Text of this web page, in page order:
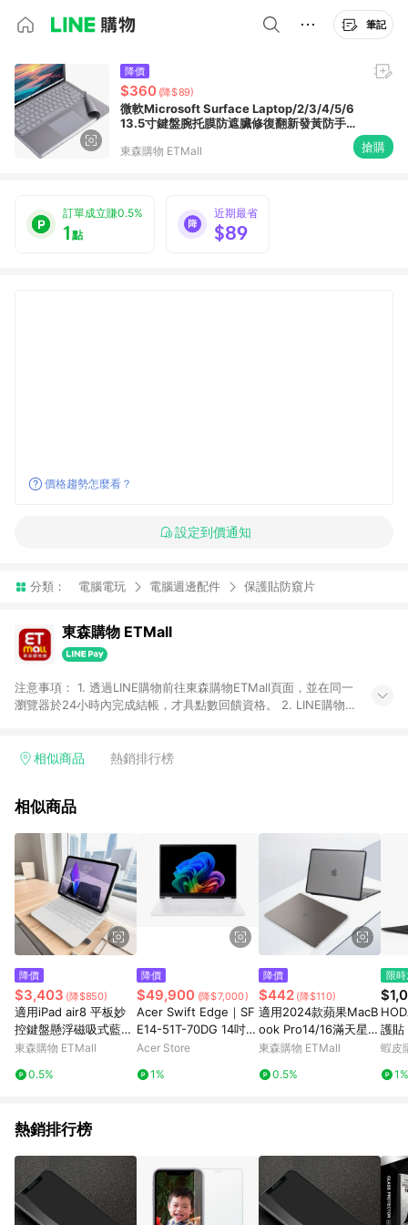
筆記
降價
$360 (降$89)
微軟Microsoft Surface Laptop/2/3/4/5/6
13.5寸鍵盤腕托膜防遮臟修復翻新發黃防手汗
東森購物 ETMall 搶購
訂單成立賺0.5%
1點
近期最省
$89
價格趨勢怎麼看？
設定到價通知
分類： 電腦電玩 電腦週邊配件 保護貼防窺片
東森購物 ETMall
注意事項： 1. 透過LINE購物前往東森購物ETMall頁面，並在同一
瀏覽器於24小時內完成結帳，才具點數回饋資格。 2. LINE購物
單，皆不在點數回饋範圍內。 3. 如購買以下類別商品，將無法獲
球嚴選、商城、專案商品、「草莓網」全館商品。 4. 如取消訂
回饋。 5. 點數回饋會扣除所有折扣優惠後之最終發票金額計算，
實際回饋請依LINE購物通知為主。 6. 訂單如有使用東森購物
ETMall站內之折扣優惠(包含但不限於東森幣、樂透金、東森現金
券等)，不具點數回饋資格。詳細請依東森購物ETMall之結帳頁面
顯示為準。 7. LINE購物設有「單一商品最高回饋點數」機制(特
殊活動時開放「回饋無上限」)，以同一訂單中同一商品不論件數
計算，並依訂單成立時間當下LINE購物所設定的回饋機制為準。
如顯示之商品規格、顏色、價位、贈品與東森購物ETMall銷售網
頁不符，以銷售網頁標示為準。 9. 若有贈點爭議，請務必於訂單
日期+180天以內至LINE購物客服洽詢；若超過180天(含)以上進
行申訴，恕無法贈點回饋。 10. 部分點數紅包僅限指定商品使
用，或不適用於無回饋商品。各點數紅包之適用商品與使用條件
請依點數紅包頁面規則為準。
相似商品 熱銷排行榜
相似商品
降價
$3,403 (降$850)
適用iPad air8 平板妙
控鍵盤懸浮磁吸式藍牙
連接妙控鍵盤保護套
東森購物 ETMall
0.5%
降價
$49,900 (降$7,000)
Acer Swift Edge｜SF
E14-51T-70DG 14吋O
LED輕薄觸控AI筆電(Wi
258V/32G/1T)
Acer Store
1%
降價
$442 (降$110)
適用2024款蘋果MacB
ook Pro14/16滿天星保
護殼A3113 M3電腦套
殼A2780全包15磨砂殼
東森購物 ETMall
0.5%
限
護貼
蝦皮
1%
熱銷排行榜